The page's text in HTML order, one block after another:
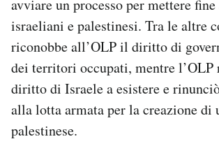
avviare un processo per mettere
israeliani e palestinesi. Tra le altre
riconobbe all’OLP il diritto di
dei territori occupati, mentre l’OLP
diritto di Israele a esistere e
alla lotta armata per la creazione di
palestinese.